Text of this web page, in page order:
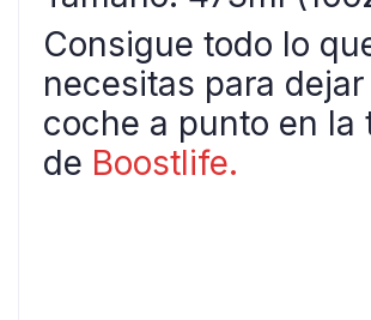
Consigue todo lo
necesitas para dejar
coche a punto en la
de Boostlife.